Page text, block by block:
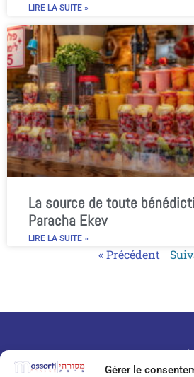
Gérer le
LIRE LA SUITE »
La source de toute
Paracha Ekev
LIRE LA SUITE »
« Précédent